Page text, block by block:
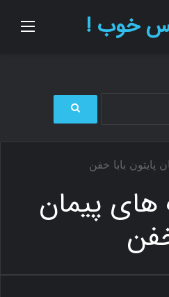
خوب !
ج
ر
پایتون بابا خفن
های پیمان